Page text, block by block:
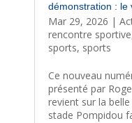
démonstration : le
Mar 29, 2026 |
rencontre sportive
sports, sports
Ce nouveau
présenté par
revient sur la
stade Pompidou